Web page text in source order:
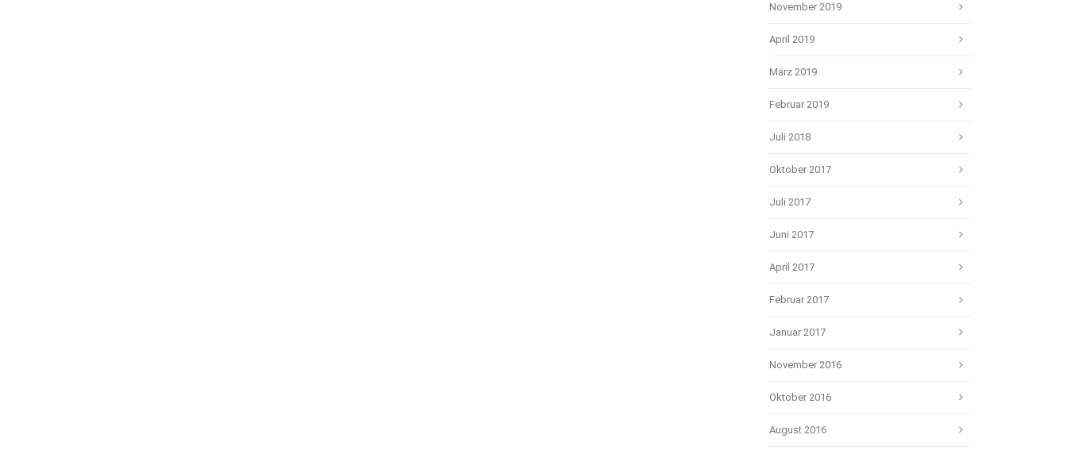
November 2019
April 2019
März 2019
Februar 2019
Juli 2018
Oktober 2017
Juli 2017
Juni 2017
April 2017
Februar 2017
Januar 2017
November 2016
Oktober 2016
August 2016